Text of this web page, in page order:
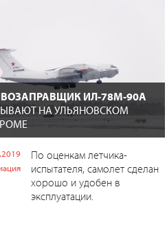
ИЛ-78М-90А
НА УЛЬЯНОВСКОМ
По оценкам летчика-
испытателя, самолет сделан
хорошо и удобен в
эксплуатации.